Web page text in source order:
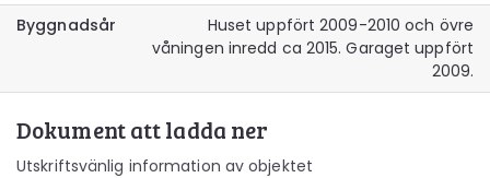
Byggnadsår
Huset uppfört 2009-2010 och övre
våningen inredd ca 2015. Garaget uppfört
2009.
Dokument att ladda ner
Utskriftsvänlig information av objektet